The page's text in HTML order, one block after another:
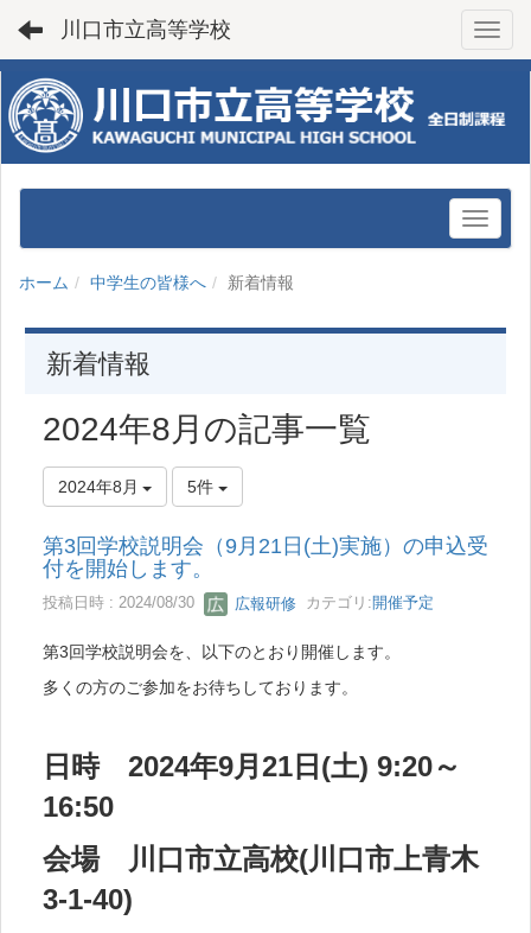
川口市立高等学校
ホーム 中学生の皆様へ 新着情報
新着情報
2024年8月の記事一覧
2024年8月 5件
第3回学校説明会（9月21日(土)実施）の申込受
付を開始します。
投稿日時 : 2024/08/30 広報研修 カテゴリ:開催予定
第3回学校説明会を、以下のとおり開催します。
多くの方のご参加をお待ちしております。
日時 2024年9月21日(土) 9:20～
16:50
会場 川口市立高校(川口市上青木
3-1-40)